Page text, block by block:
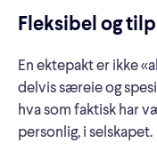
Fleksibel og
En ektepakt er ikke
delvis særeie og
hva som faktisk har
personlig, i selskapet.